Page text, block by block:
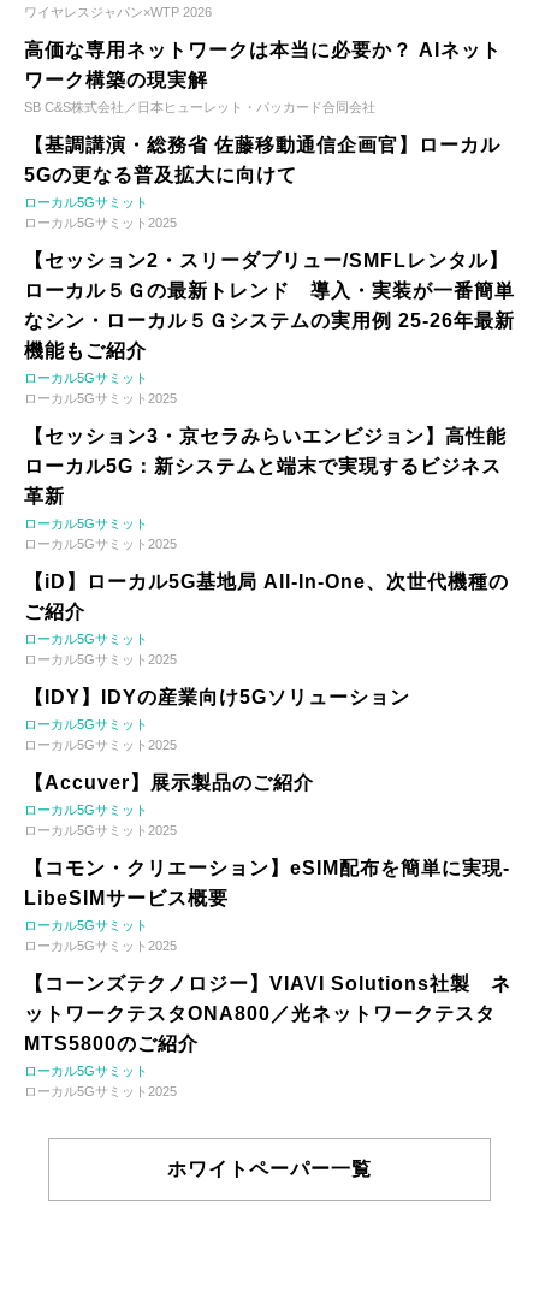
ワイヤレスジャパン×WTP 2026
高価な専用ネットワークは本当に必要か？ AIネット
ワーク構築の現実解
SB C&S株式会社／日本ヒューレット・パッカード合同会社
【基調講演・総務省 佐藤移動通信企画官】ローカル
5Gの更なる普及拡大に向けて
ローカル5Gサミット
ローカル5Gサミット2025
【セッション2・スリーダブリュー/SMFLレンタル】
ローカル５Ｇの最新トレンド 導入・実装が一番簡単
なシン・ローカル５Ｇシステムの実用例 25-26年最新
機能もご紹介
ローカル5Gサミット
ローカル5Gサミット2025
【セッション3・京セラみらいエンビジョン】高性能
ローカル5G：新システムと端末で実現するビジネス
革新
ローカル5Gサミット
ローカル5Gサミット2025
【iD】ローカル5G基地局 All-In-One、次世代機種の
ご紹介
ローカル5Gサミット
ローカル5Gサミット2025
【IDY】IDYの産業向け5Gソリューション
ローカル5Gサミット
ローカル5Gサミット2025
【Accuver】展示製品のご紹介
ローカル5Gサミット
ローカル5Gサミット2025
【コモン・クリエーション】eSIM配布を簡単に実現-
LibeSIMサービス概要
ローカル5Gサミット
ローカル5Gサミット2025
【コーンズテクノロジー】VIAVI Solutions社製 ネ
ットワークテスタONA800／光ネットワークテスタ
MTS5800のご紹介
ローカル5Gサミット
ローカル5Gサミット2025
ホワイトペーパー一覧